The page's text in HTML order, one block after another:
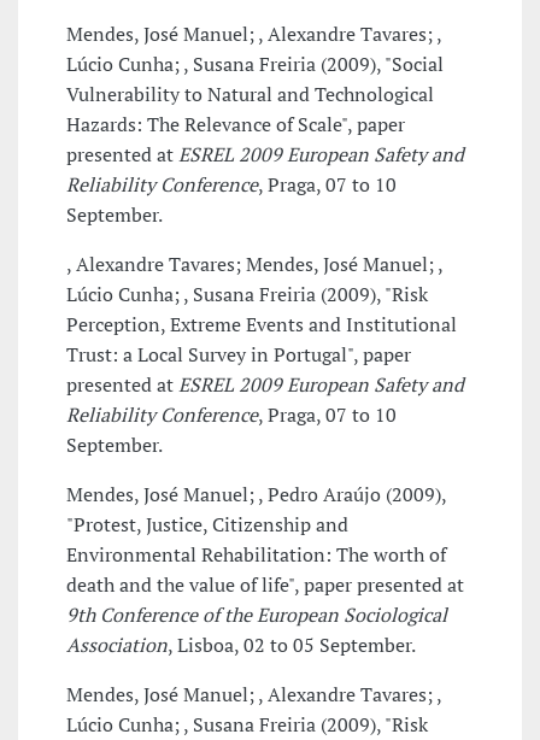
Mendes, José Manuel; , Alexandre Tavares; ,
Lúcio Cunha; , Susana Freiria (2009), "Social
Vulnerability to Natural and Technological
Hazards: The Relevance of Scale", paper
presented atESREL 2009 European Safety and
Reliability Conference, Praga, 07 to 10
September.
, Alexandre Tavares; Mendes, José Manuel; ,
Lúcio Cunha; , Susana Freiria (2009), "Risk
Perception, Extreme Events and Institutional
Trust: a Local Survey in Portugal", paper
presented atESREL 2009 European Safety and
Reliability Conference, Praga, 07 to 10
September.
Mendes, José Manuel; , Pedro Araújo (2009),
"Protest, Justice, Citizenship and
Environmental Rehabilitation: The worth of
death and the value of life", paper presented at
9th Conference of the European Sociological
Association, Lisboa, 02 to 05 September.
Mendes, José Manuel; , Alexandre Tavares; ,
Lúcio Cunha; , Susana Freiria (2009), "Risk